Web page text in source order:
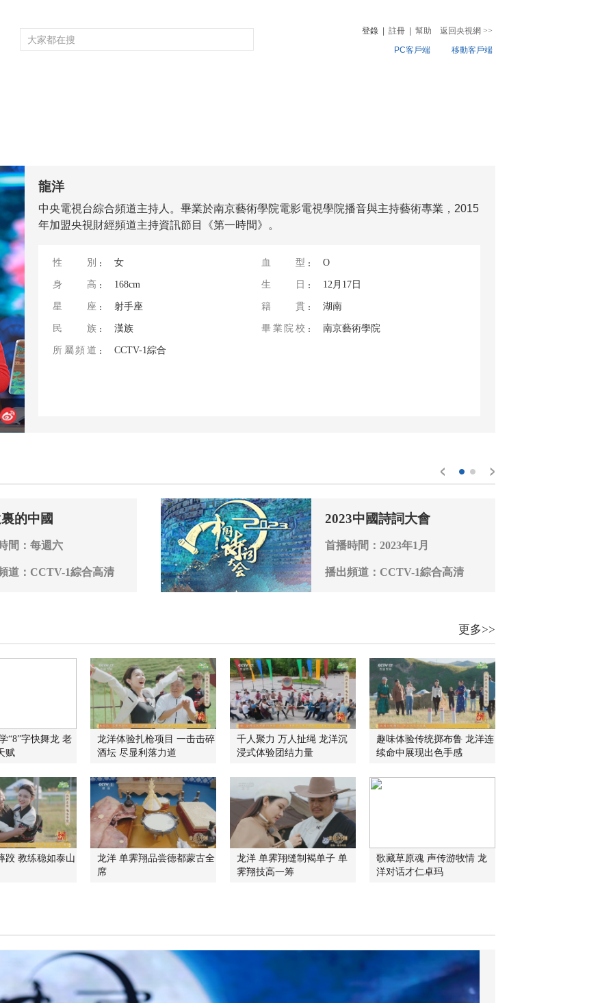
登錄 註冊 幫助 返回央視網 >>
PC客戶端
移動客戶端
龍洋
中央電視台綜合頻道主持人。畢業於南京藝術學院電影電視學院播音與主持藝術專業，2015
年加盟央視財經頻道主持資訊節目《第一時間》。
性別 女 血型 O
身高 168cm 生日 12月17日
星座 射手座 籍貫 湖南
民族 漢族 畢業院校 南京藝術學院
所屬頻道 CCTV-1綜合
的中國
間：每週六
道：CCTV-1綜合高清
2023中國詩詞大會
首播時間：2023年1月
播出頻道：CCTV-1綜合高清
更多>>
“8”字快舞龙 老
赋
龙洋体验扎枪项目 一击击碎
酒坛 尽显利落力道
千人聚力 万人扯绳 龙洋沉
浸式体验团结力量
趣味体验传统掷布鲁 龙洋连
续命中展现出色手感
跤 教练稳如泰山
龙洋 单霁翔品尝德都蒙古全
席
龙洋 单霁翔缝制褐单子 单
霁翔技高一筹
歌藏草原魂 声传游牧情 龙
洋对话才仁卓玛